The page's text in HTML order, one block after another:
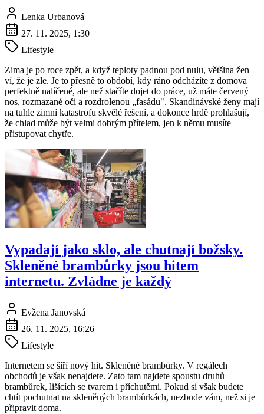
Lenka Urbanová
27. 11. 2025, 1:30
Lifestyle
Zima je po roce zpět, a když teploty padnou pod nulu, většina žen
ví, že je zle. Je to přesně to období, kdy ráno odcházíte z domova
perfektně nalíčené, ale než stačíte dojet do práce, už máte červený
nos, rozmazané oči a rozdrolenou „fasádu". Skandinávské ženy mají
na tuhle zimní katastrofu skvělé řešení, a dokonce hrdě prohlašují,
že chlad může být velmi dobrým přítelem, jen k němu musíte
přistupovat chytře.
Vypadají jako sklo, ale chutnají božsky.
Skleněné brambůrky jsou hitem
internetu. Zvládne je každý
Evžena Janovská
26. 11. 2025, 16:26
Lifestyle
Internetem se šíří nový hit. Skleněné brambůrky. V regálech
obchodů je však nenajdete. Zato tam najdete spoustu druhů
brambůrek, lišících se tvarem i příchutěmi. Pokud si však budete
chtít pochutnat na skleněných brambůrkách, nezbude vám, než si je
připravit doma.